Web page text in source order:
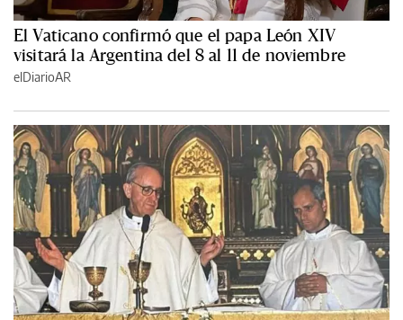
El Vaticano confirmó que el papa León XIV
visitará la Argentina del 8 al 11 de noviembre
elDiarioAR